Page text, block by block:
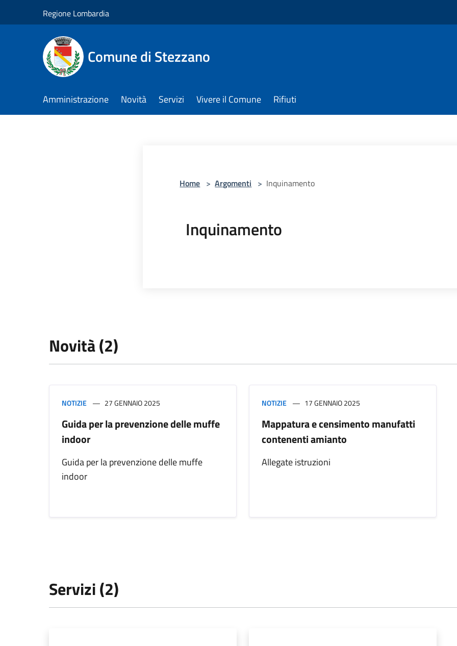
Regione Lombardia
Comune di Stezzano
Amministrazione Novità Servizi Vivere il Comune Rifiuti
Home > Argomenti > Inquinamento
Inquinamento
Novità (2)
NOTIZIE 27 GENNAIO 2025
Guida per la prevenzione delle muffe
indoor
Guida per la prevenzione delle muffe
indoor
NOTIZIE 17 GENNAIO 2025
Mappatura e censimento manufatti
contenenti amianto
Allegate istruzioni
Servizi (2)